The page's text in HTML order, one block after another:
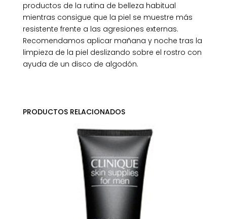
productos de la rutina de belleza habitual
mientras consigue que la piel se muestre más
resistente frente a las agresiones externas.
Recomendamos aplicar mañana y noche tras la
limpieza de la piel deslizando sobre el rostro con
ayuda de un disco de algodón.
PRODUCTOS RELACIONADOS